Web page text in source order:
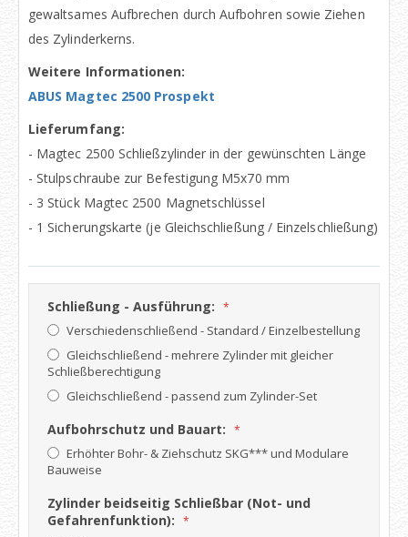
gewaltsames Aufbrechen durch Aufbohren sowie Ziehen
des Zylinderkerns.
Weitere Informationen:
ABUS Magtec 2500 Prospekt
Lieferumfang:
- Magtec 2500 Schließzylinder in der gewünschten Länge
- Stulpschraube zur Befestigung M5x70 mm
- 3 Stück Magtec 2500 Magnetschlüssel
- 1 Sicherungskarte (je Gleichschließung / Einzelschließung)
Schließung - Ausführung:
Verschiedenschließend - Standard / Einzelbestellung
Gleichschließend - mehrere Zylinder mit gleicher
Schließberechtigung
Gleichschließend - passend zum Zylinder-Set
Aufbohrschutz und Bauart:
Erhöhter Bohr- & Ziehschutz SKG*** und Modulare
Bauweise
Zylinder beidseitig Schließbar (Not- und
Gefahrenfunktion):